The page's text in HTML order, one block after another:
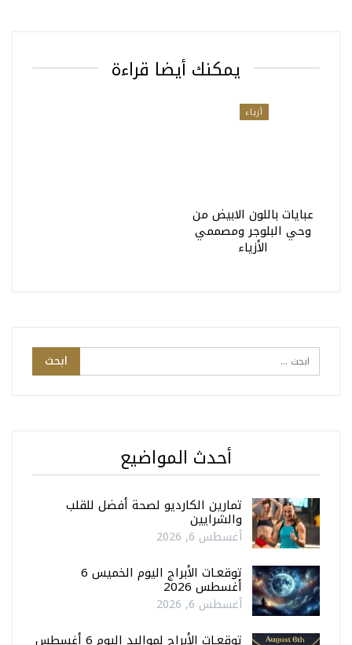
يمكنك أيضا قراءة
أزياء
عبايات باللون الابيض من
وحي البلوجر ومصممي
الأزياء
أحدث المواضيع
تمارين الكارديو لصحة أفضل للقلب
والشرايين
أغسطس 6, 2026
توقعـات الأبراج اليوم الخميس 6
أغسطس 2026
أغسطس 6, 2026
توقعـات الأبراج لمواليد اليوم 6 أغسطس